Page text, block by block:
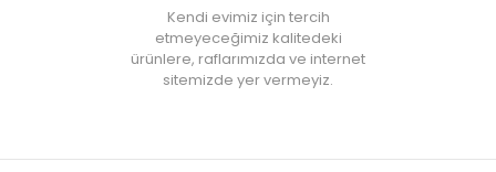
Bu fiyat perakende satışlar için belirlenmiştir. Toplu alımlar
Evidea tarafından incelenecek ve uygun bulunmayan siparişler
• " Ürün görsellerinde ışık, ortam ve dijital düzenlemelere bağlı
Kendi evimiz için tercih
etmeyeceğimiz kalitedeki
ürünlere, raflarımızda ve internet
sitemizde yer vermeyiz.